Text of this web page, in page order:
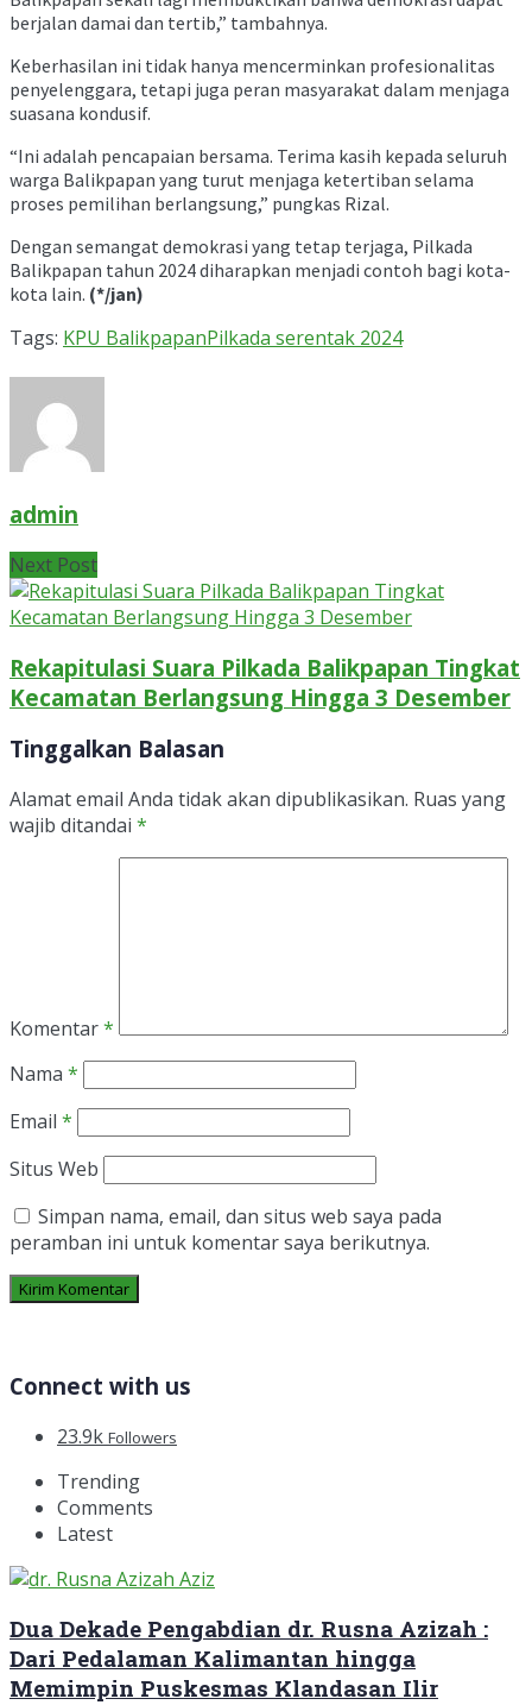
berjalan damai dan tertib,” tambahnya.
Keberhasilan ini tidak hanya mencerminkan profesionalitas
penyelenggara, tetapi juga peran masyarakat dalam menjaga
suasana kondusif.
“Ini adalah pencapaian bersama. Terima kasih kepada seluruh
warga Balikpapan yang turut menjaga ketertiban selama
proses pemilihan berlangsung,” pungkas Rizal.
Dengan semangat demokrasi yang tetap terjaga, Pilkada
Balikpapan tahun 2024 diharapkan menjadi contoh bagi kota-
kota lain. (*/jan)
Tags: KPU BalikpapanPilkada serentak 2024
admin
Next Post
Rekapitulasi Suara Pilkada Balikpapan Tingkat
Kecamatan Berlangsung Hingga 3 Desember
Tinggalkan Balasan
Alamat email Anda tidak akan dipublikasikan. Ruas yang
wajib ditandai *
Komentar*
Nama *
Email *
Situs Web
Simpan nama, email, dan situs web saya pada
peramban ini untuk komentar saya berikutnya.
Connect with us
23.9k Followers
Trending
Comments
Latest
Dua Dekade Pengabdian dr. Rusna Azizah :
Dari Pedalaman Kalimantan hingga
Memimpin Puskesmas Klandasan Ilir